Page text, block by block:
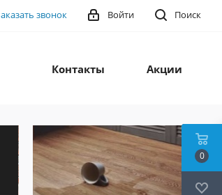
Поиск
Войти
звонок
Контакты Акции
0